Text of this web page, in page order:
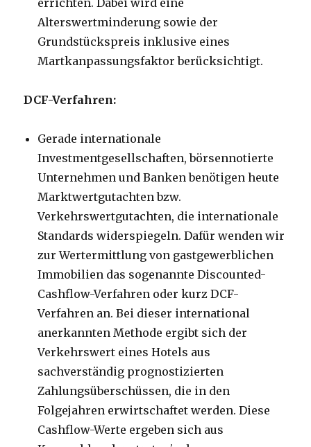
Alterswertminderung sowie der
Grundstückspreis inklusive eines
Martkanpassungsfaktor berücksichtigt.
DCF-Verfahren:
Gerade internationale
Investmentgesellschaften, börsennotierte
Unternehmen und Banken benötigen heute
Marktwertgutachten bzw.
Verkehrswertgutachten, die internationale
Standards widerspiegeln. Dafür wenden wir
zur Wertermittlung von gastgewerblichen
Immobilien das sogenannte Discounted-
Cashflow-Verfahren oder kurz DCF-
Verfahren an. Bei dieser international
anerkannten Methode ergibt sich der
Verkehrswert eines Hotels aus
sachverständig prognostizierten
Zahlungsüberschüssen, die in den
Folgejahren erwirtschaftet werden. Diese
Cashflow-Werte ergeben sich aus